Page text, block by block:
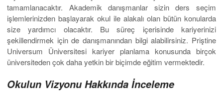
tamamlanacaktır. Akademik danışmanlar sizin ders seçim
işlemlerinizden başlayarak okul ile alakalı olan bütün konularda
size yardımcı olacaktır. Bu süreç içerisinde kariyerinizi
şekillendirmek için de danışmanından bilgi alabilirsiniz. Priştine
Universum Üniversitesi kariyer planlama konusunda birçok
üniversiteden çok daha yetkin bir biçimde eğitim vermektedir.
Okulun Vizyonu Hakkında İnceleme